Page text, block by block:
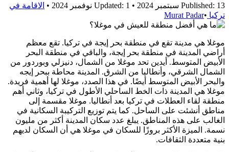
Published: 13 سبتمبر 2024 • Updated: 1 نوفمبر 2024 • الاقامة في
تركيا •
Murat Padar
موغلا هي مدينة تقع في منطقة بحر إيجة في تركيا. تقع معظم
أراضي المدينة في منطقة بحر إيجة، والباقي في منطقة البحر
الأبيض المتوسط. أيدين تحد موغلا من الشمال، دنيزلي وبوردور من
الشمال الشرقي، وأنطاليا من الشرق. المدينة محاطة ببحر إيجه
والبحر الأبيض المتوسط أيضًا. في هذا الصدد، موغلا لها أهمية فريدة.
موغلا هي المدينة ذات الخط الساحلي الأطول في تركيا، وثاني أهم
منطقة لقاء العطلات في تركيا بعد أنطاليا. موغلا مقسمة إلى
مناطق أنشئت على الساحل. كما يتم توزيع التركيبة السكانية في
الغالب على هذه المناطق. يبلغ عدد سكان المدينة أكثر من مليون
نسمة. الميزة الأكثر بروزًا للسكان في موغلا هي أن السكان لديهم
بنية متعددة الثقافات.